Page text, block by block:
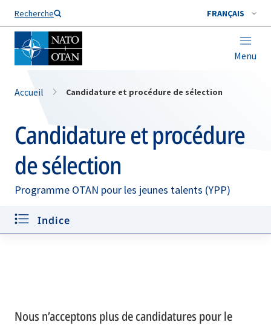
Recherche FRANÇAIS
Menu
Nom de famille*
Accueil Candidature et procédure de sélection
Candidature et procédure
de sélection
Programme OTAN pour les jeunes talents (YPP)
Indice
Dépôt des candidatures
Nous n’acceptons plus de candidatures pour le